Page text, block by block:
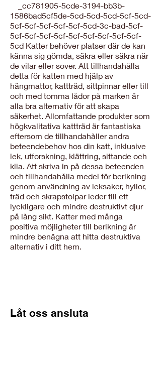
_cc781905-5cde-3194-bb3b-
1586bad5cf5de-5cd-5cd-5cd-5cf-5cd-
5cf-5cf-5cf-5cf-5cf-5cd-3c-bad-5cf-
5cf-5cf-5cf-5cf-5cf-5cf-5cf-5cf-5cf-
5cd Katter behöver platser där de kan
känna sig gömda, säkra eller säkra när
de vilar eller sover. Att tillhandahålla
detta för katten med hjälp av
hängmattor, kattträd, sittpinnar eller till
och med tomma lådor på marken är
alla bra alternativ för att skapa
säkerhet. Allomfattande produkter som
högkvalitativa kattträd är fantastiska
eftersom de tillhandahåller andra
beteendebehov hos din katt, inklusive
lek, utforskning, klättring, sittande och
klia. Att skriva in på dessa beteenden
och tillhandahålla medel för berikning
genom användning av leksaker, hyllor,
träd och skrapstolpar leder till ett
lyckligare och mindre destruktivt djur
på lång sikt. Katter med många
positiva möjligheter till berikning är
mindre benägna att hitta destruktiva
alternativ i ditt hem.
Låt oss ansluta